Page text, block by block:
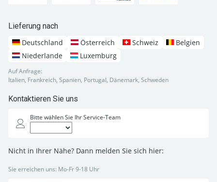
Lieferung nach
Deutschland
Österreich Schweiz
Belgien
Niederlande
Luxemburg
Auf Anfrage:
Italien, Frankreich, Spanien, Portugal, Dänemark, Schweden
Kontaktieren Sie uns
Bitte wählen Sie Ihr Service-Team
Nicht in Ihrer Nähe? Dann melden Sie sich hier:
Sie erreichen uns: Mo-Fr 9-18 Uhr